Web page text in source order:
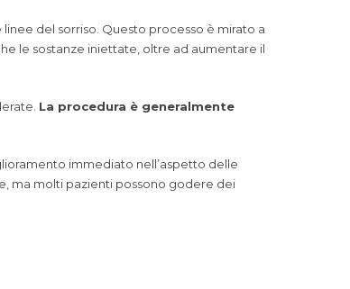
del sorriso. Questo processo è mirato a
le sostanze iniettate, oltre ad aumentare il
La procedura è generalmente
immediato nell’aspetto delle
ma molti pazienti possono godere dei